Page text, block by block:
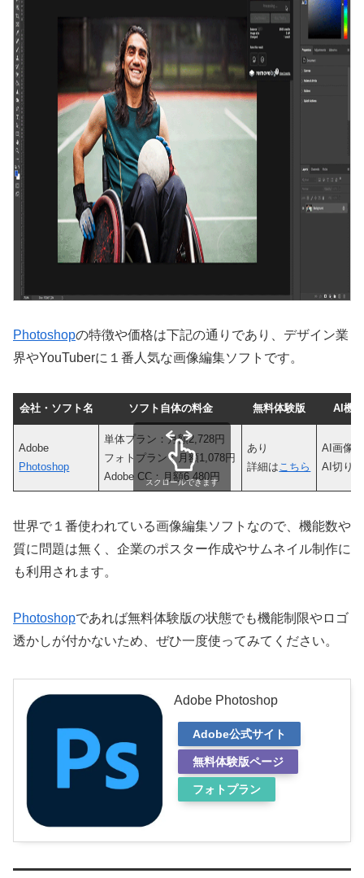
Photoshopの特徴や価格は下記の通りであり、デザイン業
界やYouTuberに１番人気な画像編集ソフトです。
会社・ソフト名 ソフト自体の料金 無料体験版 AI機能
Adobe
Photoshop
単体プラン：月額2,728円
フォトプラン：月額1,078円
Adobe CC：月額6,480円
あり
詳細はこちら
AI画像
AI切り
スクロールできます
世界で１番使われている画像編集ソフトなので、機能数や
質に問題は無く、企業のポスター作成やサムネイル制作に
も利用されます。
Photoshopであれば無料体験版の状態でも機能制限やロゴ
透かしが付かないため、ぜひ一度使ってみてください。
Adobe Photoshop
Adobe公式サイト
無料体験版ページ
フォトプラン